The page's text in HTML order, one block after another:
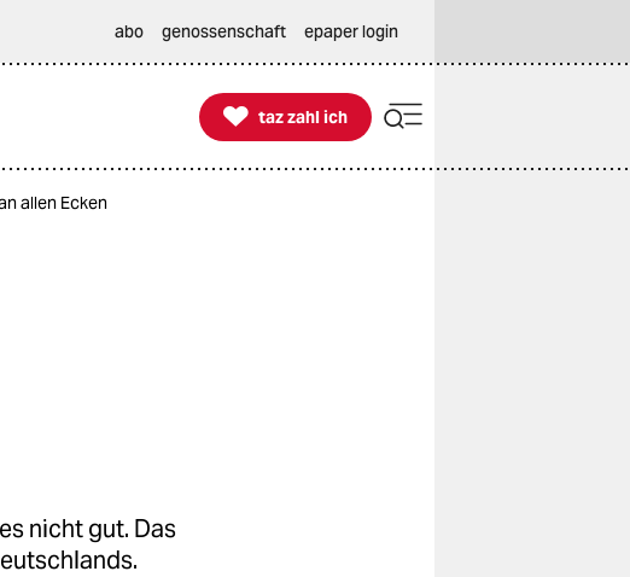
abo genossenschaft epaper login

taz zahl ich
taz zahl ich
allen Ecken
nicht gut. Das